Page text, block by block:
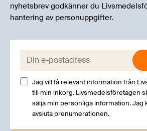
nyhetsbrev godkänner du
hantering av personuppgifter.
E-post:
Jag vill få relevant information från
till min inkorg. Livsmedelsföretagen
sälja min personliga information. Jag
avsluta prenumerationen.